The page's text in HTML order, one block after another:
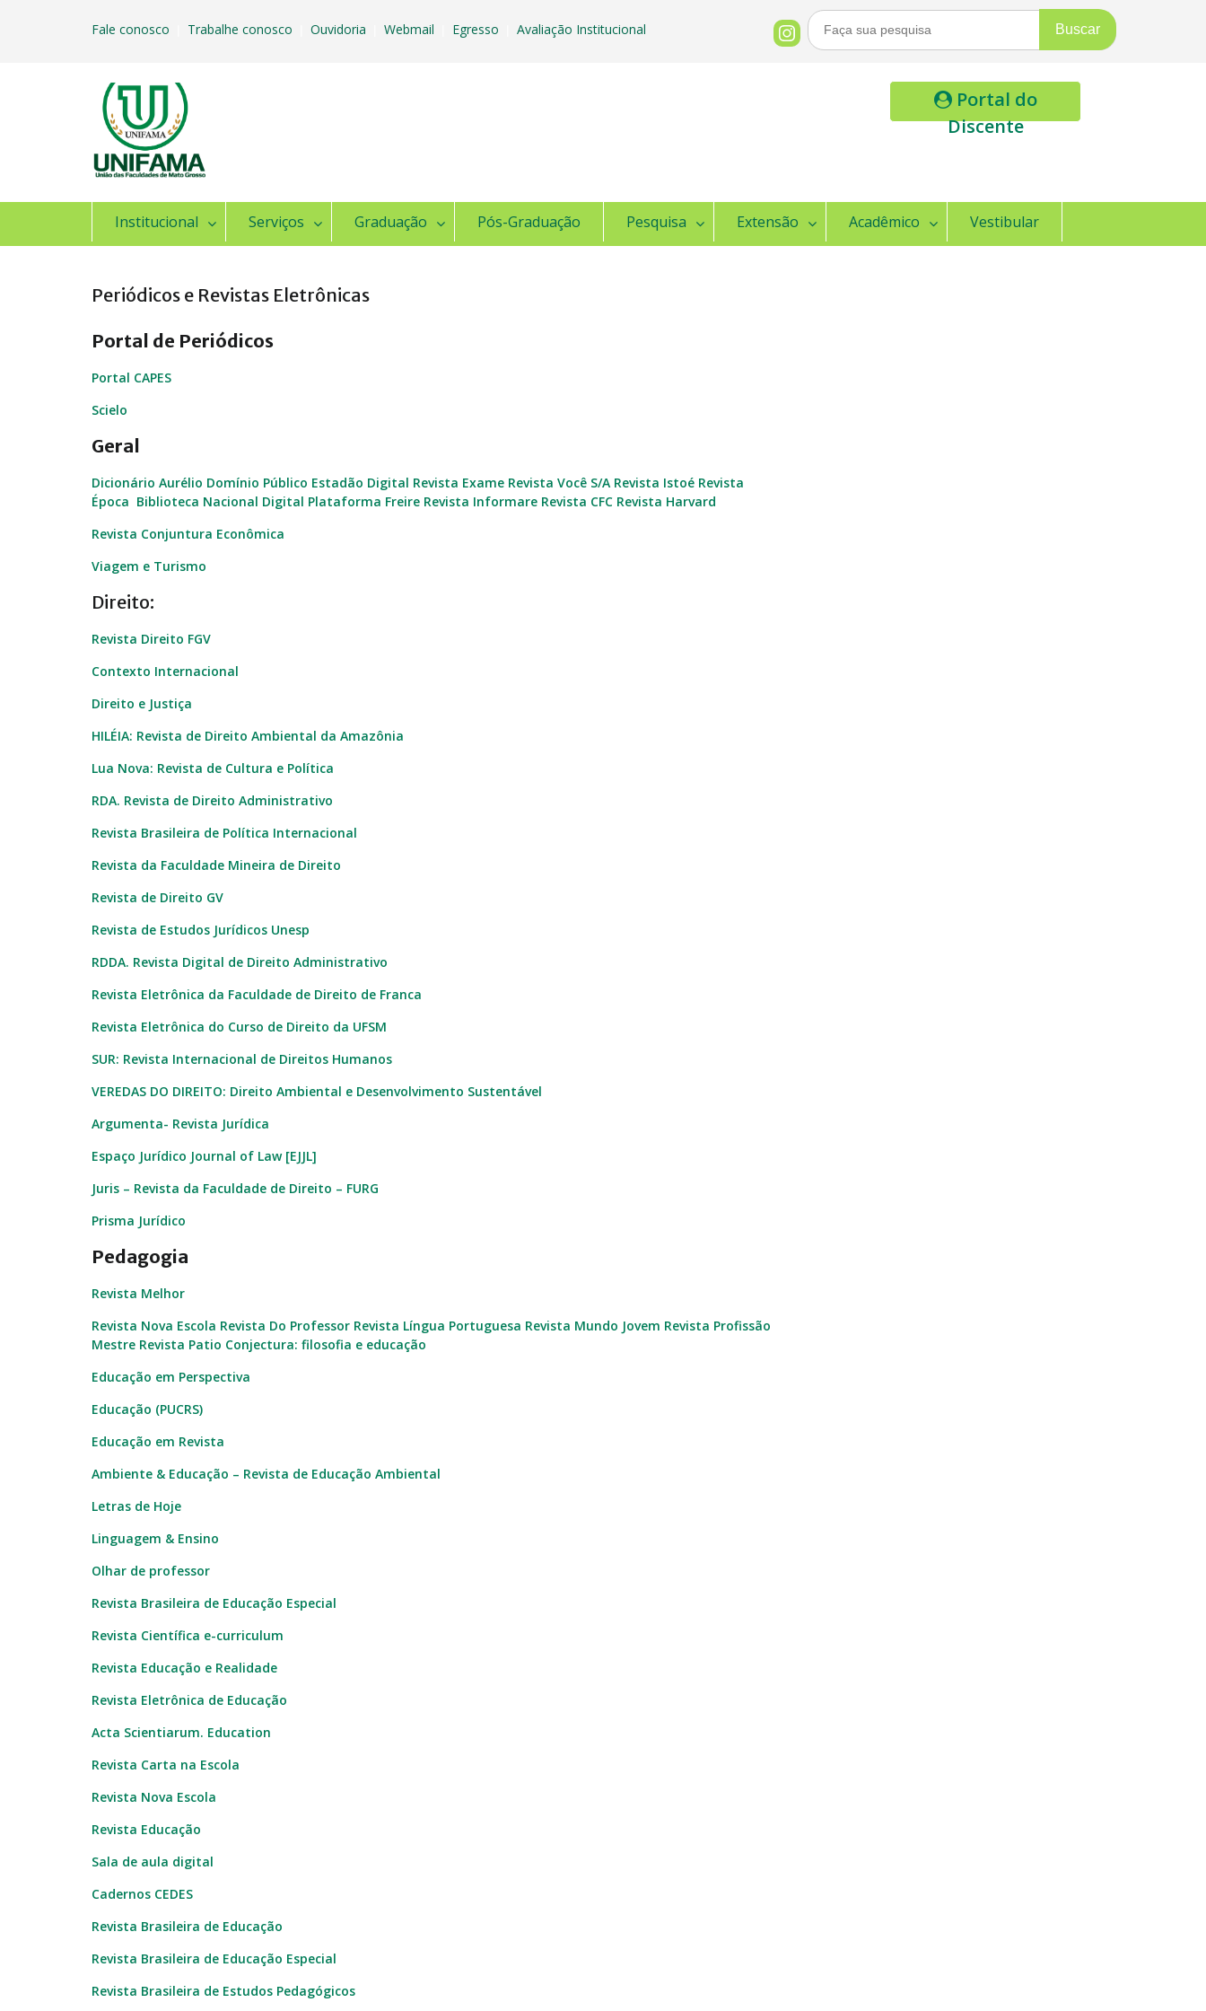
Fale conosco Trabalhe conosco Ouvidoria Webmail Egresso Avaliação Institucional
Buscar
Por:
Portal do
Discente
Institucional Serviços Graduação Pós-Graduação Pesquisa Extensão Acadêmico Vestibular
Periódicos e Revistas Eletrônicas
Portal de Periódicos
Portal CAPES
Scielo
Geral
Dicionário Aurélio Domínio Público Estadão Digital Revista Exame Revista Você S/A Revista Istoé Revista
Época Biblioteca Nacional Digital Plataforma Freire Revista Informare Revista CFC Revista Harvard
Revista Conjuntura Econômica
Viagem e Turismo
Direito:
Revista Direito FGV
Contexto Internacional
Direito e Justiça
HILÉIA: Revista de Direito Ambiental da Amazônia
Lua Nova: Revista de Cultura e Política
RDA. Revista de Direito Administrativo
Revista Brasileira de Política Internacional
Revista da Faculdade Mineira de Direito
Revista de Direito GV
Revista de Estudos Jurídicos Unesp
RDDA. Revista Digital de Direito Administrativo
Revista Eletrônica da Faculdade de Direito de Franca
Revista Eletrônica do Curso de Direito da UFSM
SUR: Revista Internacional de Direitos Humanos
VEREDAS DO DIREITO: Direito Ambiental e Desenvolvimento Sustentável
Argumenta- Revista Jurídica
Espaço Jurídico Journal of Law [EJJL]
Juris – Revista da Faculdade de Direito – FURG
Prisma Jurídico
Pedagogia
Revista Melhor
Revista Nova Escola Revista Do Professor Revista Língua Portuguesa Revista Mundo Jovem Revista Profissão
Mestre Revista Patio Conjectura: filosofia e educação
Educação em Perspectiva
Educação (PUCRS)
Educação em Revista
Ambiente & Educação – Revista de Educação Ambiental
Letras de Hoje
Linguagem & Ensino
Olhar de professor
Revista Brasileira de Educação Especial
Revista Científica e-curriculum
Revista Educação e Realidade
Revista Eletrônica de Educação
Acta Scientiarum. Education
Revista Carta na Escola
Revista Nova Escola
Revista Educação
Sala de aula digital
Cadernos CEDES
Revista Brasileira de Educação
Revista Brasileira de Educação Especial
Revista Brasileira de Estudos Pedagógicos